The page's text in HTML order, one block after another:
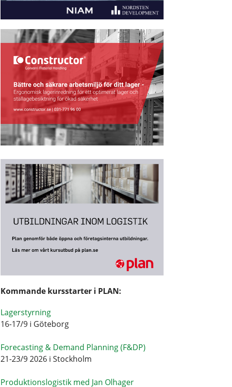
Kommande kursstarter i PLAN:
Lagerstyrning
16-17/9 i Göteborg
Forecasting & Demand Planning (F&DP)
21-23/9 2026 i Stockholm
Produktionslogistik med Jan Olhager